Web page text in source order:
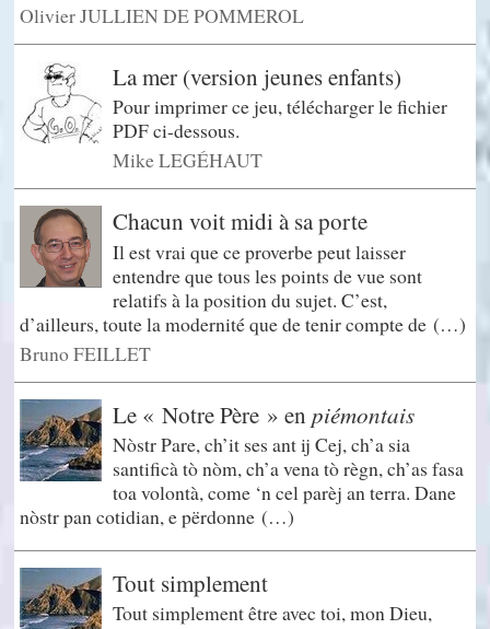
Olivier JULLIEN DE POMMEROL
La mer (version jeunes enfants)
Pour imprimer ce jeu, télécharger le fichier
PDF ci-dessous.
Mike LEGÉHAUT
Chacun voit midi à sa porte
Il est vrai que ce proverbe peut laisser
entendre que tous les points de vue sont
relatifs à la position du sujet. C’est,
d’ailleurs, toute la modernité que de tenir compte de (…)
Bruno FEILLET
Le « Notre Père » enpiémontais
Nòstr Pare, ch’it ses ant ij Cej, ch’a sia
santificà tò nòm, ch’a vena tò règn, ch’as fasa
toa volontà, come ‘n cel parèj an terra. Dane
nòstr pan cotidian, e përdonne (…)
Tout simplement
Tout simplement être avec toi, mon Dieu,